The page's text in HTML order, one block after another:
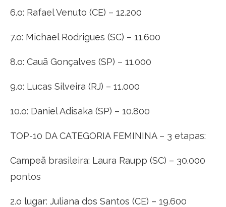
6.o: Rafael Venuto (CE) – 12.200
7.o: Michael Rodrigues (SC) – 11.600
8.o: Cauã Gonçalves (SP) – 11.000
9.o: Lucas Silveira (RJ) – 11.000
10.o: Daniel Adisaka (SP) – 10.800
TOP-10 DA CATEGORIA FEMININA – 3 etapas:
Campeã brasileira: Laura Raupp (SC) – 30.000
pontos
2.o lugar: Juliana dos Santos (CE) – 19.600